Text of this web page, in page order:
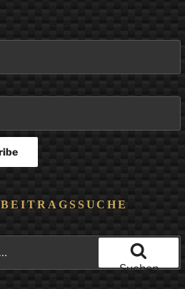
BEITRAGSSUCHE
Suchen